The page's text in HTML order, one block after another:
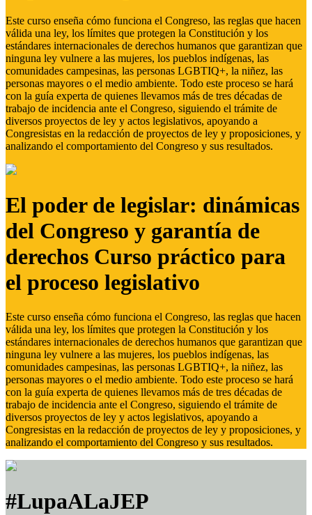
Este curso enseña cómo funciona el Congreso, las reglas que hacen
válida una ley, los límites que protegen la Constitución y los
estándares internacionales de derechos humanos que garantizan que
ninguna ley vulnere a las mujeres, los pueblos indígenas, las
comunidades campesinas, las personas LGBTIQ+, la niñez, las
personas mayores o el medio ambiente. Todo este proceso se hará
con la guía experta de quienes llevamos más de tres décadas de
trabajo de incidencia ante el Congreso, siguiendo el trámite de
diversos proyectos de ley y actos legislativos, apoyando a
Congresistas en la redacción de proyectos de ley y proposiciones, y
analizando el comportamiento del Congreso y sus resultados.
El poder de legislar: dinámicas
del Congreso y garantía de
derechos Curso práctico para
el proceso legislativo
Este curso enseña cómo funciona el Congreso, las reglas que hacen
válida una ley, los límites que protegen la Constitución y los
estándares internacionales de derechos humanos que garantizan que
ninguna ley vulnere a las mujeres, los pueblos indígenas, las
comunidades campesinas, las personas LGBTIQ+, la niñez, las
personas mayores o el medio ambiente. Todo este proceso se hará
con la guía experta de quienes llevamos más de tres décadas de
trabajo de incidencia ante el Congreso, siguiendo el trámite de
diversos proyectos de ley y actos legislativos, apoyando a
Congresistas en la redacción de proyectos de ley y proposiciones, y
analizando el comportamiento del Congreso y sus resultados.
#LupaALaJEP